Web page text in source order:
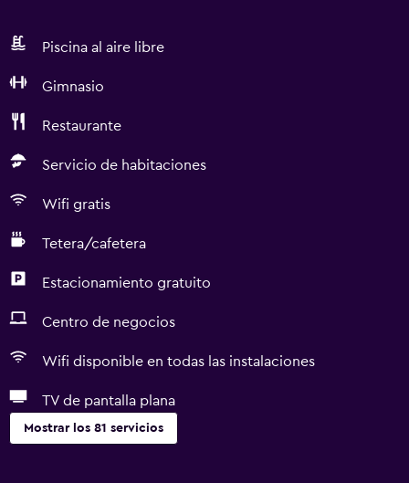
Piscina al aire libre
Gimnasio
Restaurante
Servicio de habitaciones
Wifi gratis
Tetera/cafetera
Estacionamiento gratuito
Centro de negocios
Wifi disponible en todas las instalaciones
TV de pantalla plana
Mostrar los 81 servicios